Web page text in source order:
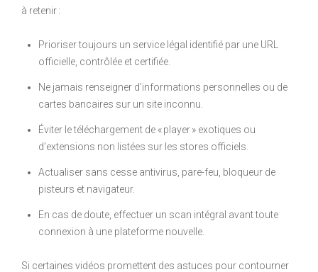
à retenir :
Prioriser toujours un service légal identifié par une URL
officielle, contrôlée et certifiée.
Ne jamais renseigner d’informations personnelles ou de
cartes bancaires sur un site inconnu.
Éviter le téléchargement de « player » exotiques ou
d’extensions non listées sur les stores officiels.
Actualiser sans cesse antivirus, pare-feu, bloqueur de
pisteurs et navigateur.
En cas de doute, effectuer un scan intégral avant toute
connexion à une plateforme nouvelle.
Si certaines vidéos promettent des astuces pour contourner